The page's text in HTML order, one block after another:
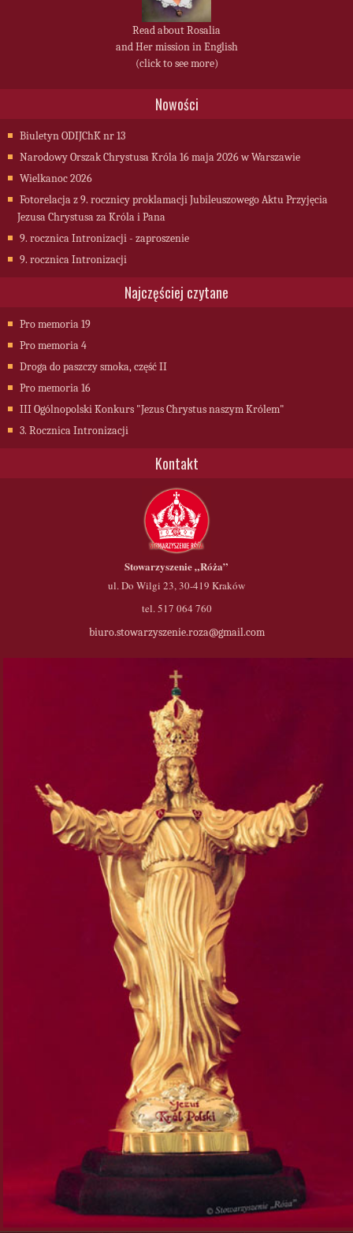
Read about Rosalia
and Her mission in English
(click to see more)
Nowości
Biuletyn ODIJChK nr 13
Narodowy Orszak Chrystusa Króla 16 maja 2026 w Warszawie
Wielkanoc 2026
Fotorelacja z 9. rocznicy proklamacji Jubileuszowego Aktu Przyjęcia
Jezusa Chrystusa za Króla i Pana
9. rocznica Intronizacji - zaproszenie
9. rocznica Intronizacji
Najczęściej czytane
Pro memoria 19
Pro memoria 4
Droga do paszczy smoka, część II
Pro memoria 16
III Ogólnopolski Konkurs "Jezus Chrystus naszym Królem"
3. Rocznica Intronizacji
Kontakt
Stowarzyszenie„Róża”
ul. Do Wilgi 23, 30-419 Kraków
tel. 517 064 760
biuro.stowarzyszenie.roza@gmail.com